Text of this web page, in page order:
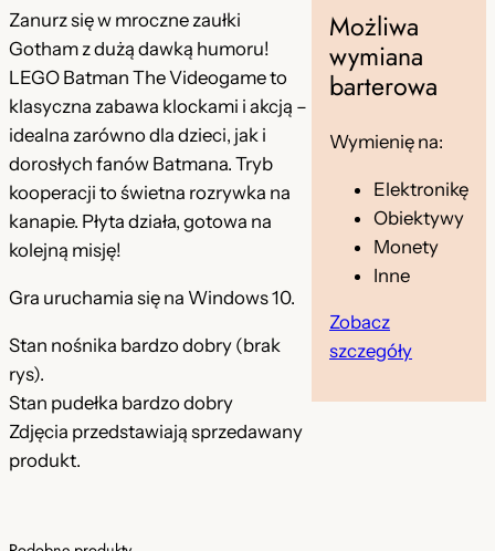
B
a
t
m
a
n
T
h
e
i
e
o
g
a
m
Zanurz się w mroczne zaułki
Gotham z dużą dawką humoru!
LEGO Batman The Videogame to
klasyczna zabawa klockami i akcją –
idealna zarówno dla dzieci, jak i
dorosłych fanów Batmana. Tryb
kooperacji to świetna rozrywka na
kanapie. Płyta działa, gotowa na
kolejną misję!
Gra uruchamia się na Windows 10.
Stan nośnika bardzo dobry (brak
rys).
Stan pudełka bardzo dobry
Zdjęcia przedstawiają sprzedawany
produkt.
Możliwa
wymiana
barterowa
Wymienię na:
Elektronikę
Obiektywy
Monety
Inne
Zobacz
szczegóły